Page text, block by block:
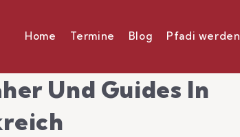
Home Termine Blog Pfadi werden
Und Guides In